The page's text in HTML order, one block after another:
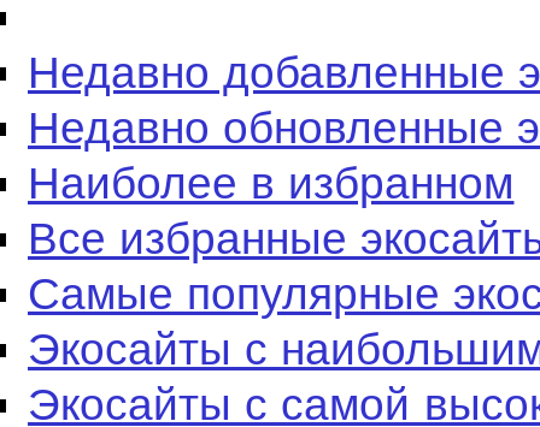
Недавно добавленные
Недавно обновленные
Наиболее в избранном
Все избранные
Самые популярные
Экосайты с
Экосайты с самой